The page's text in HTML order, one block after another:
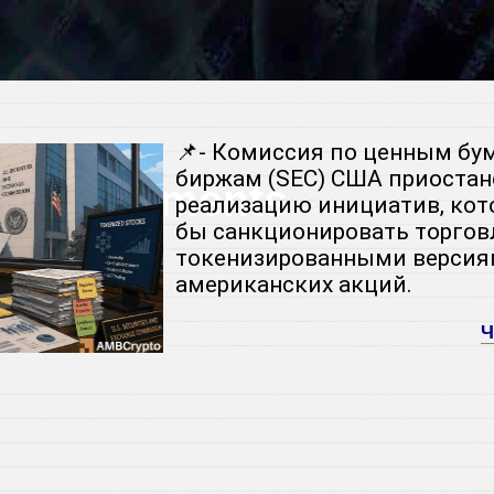
Investments
📌- Комиссия по ценным
биржам (SEC) США
реализацию инициатив,
бы санкционировать
токенизированными
американских акций.